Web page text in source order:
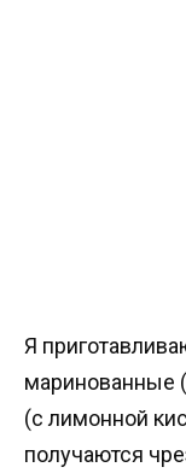
Я
маринованные
(с лимонной
получаются